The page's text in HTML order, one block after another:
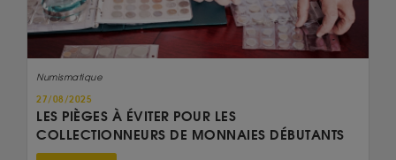
Numismatique
27/08/2025
LES PIÈGES À ÉVITER POUR LES
COLLECTIONNEURS DE MONNAIES DÉBUTANTS